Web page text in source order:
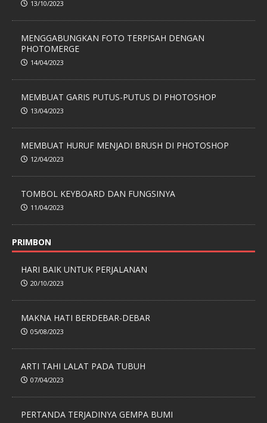
13/10/2023
MENGGABUNGKAN FOTO TERPISAH DENGAN
PHOTOMERGE
14/04/2023
MEMBUAT GARIS PUTUS-PUTUS DI PHOTOSHOP
13/04/2023
MEMBUAT HURUF MENJADI BRUSH DI PHOTOSHOP
12/04/2023
TOMBOL KEYBOARD DAN FUNGSINYA
11/04/2023
PRIMBON
HARI BAIK UNTUK PERJALANAN
20/10/2023
MAKNA HATI BERDEBAR-DEBAR
05/08/2023
ARTI TAHI LALAT PADA TUBUH
07/04/2023
PERTANDA TERJADINYA GEMPA BUMI